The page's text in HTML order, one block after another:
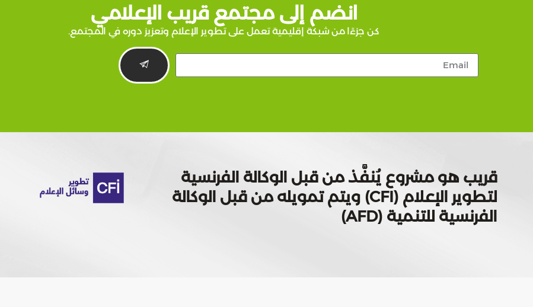
انضم إلى مجتمع قريب الإعلامي
كن جزءًا من شبكة إقليمية تعمل على تطوير الإعلام وتعزيز دوره في المجتمع.
قريب هو مشروع يُنفَّذ من قبل الوكالة الفرنسية
لتطوير الإعلام (CFI) ويتم تمويله من قبل الوكالة
الفرنسية للتنمية (AFD)